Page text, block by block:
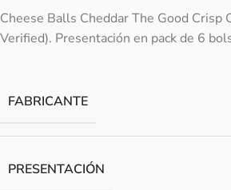
Cheese Balls Cheddar The Good
Verified). Presentación en pack de 6
FABRICANTE
PRESENTACIÓN